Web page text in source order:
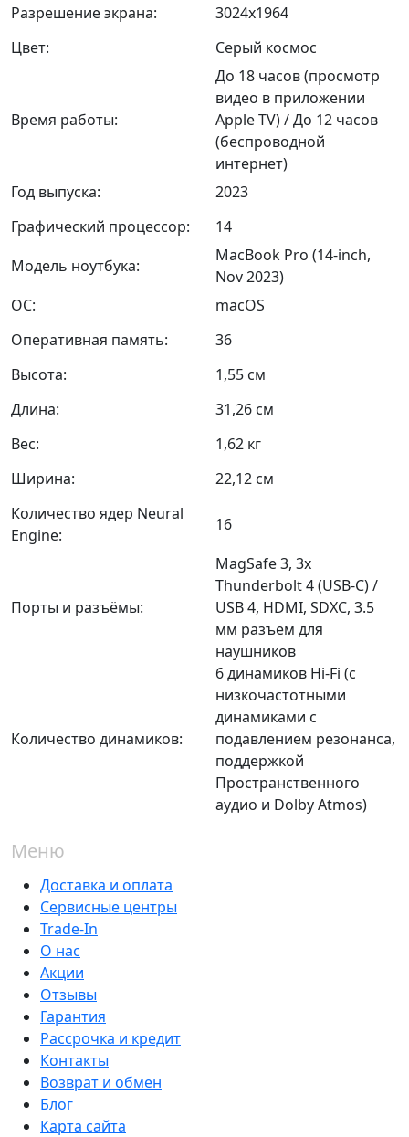
Разрешение экрана:
3024x1964
Цвет:
Серый космос
Время работы:
До 18 часов (просмотр
видео в приложении
Apple TV) / До 12 часов
(беспроводной
интернет)
Год выпуска:
2023
Графический процессор:
14
Модель ноутбука:
MacBook Pro (14-inch,
Nov 2023)
ОС:
macOS
Оперативная память:
36
Высота:
1,55 см
Длина:
31,26 см
Вес:
1,62 кг
Ширина:
22,12 см
Количество ядер Neural
Engine:
16
Порты и разъёмы:
MagSafe 3, 3x
Thunderbolt 4 (USB-C) /
USB 4, HDMI, SDXC, 3.5
мм разъем для
наушников
Количество динамиков:
6 динамиков Hi-Fi (с
низкочастотными
динамиками с
подавлением резонанса,
поддержкой
Пространственного
аудио и Dolby Atmos)
Меню
Доставка и оплата
Сервисные центры
Trade-In
О нас
Акции
Отзывы
Гарантия
Рассрочка и кредит
Контакты
Возврат и обмен
Блог
Карта сайта